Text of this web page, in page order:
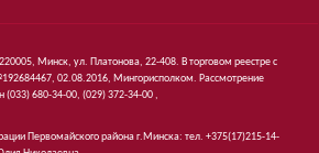
Минск, ул. Платонова, 22-408. В торговом реестре с
02.08.2016, Мингорисполком. Рассмотрение
(033)680-34-00, (029)372-34-00 ,
Первомайского района г.Минска: тел. +375(17)215-14-